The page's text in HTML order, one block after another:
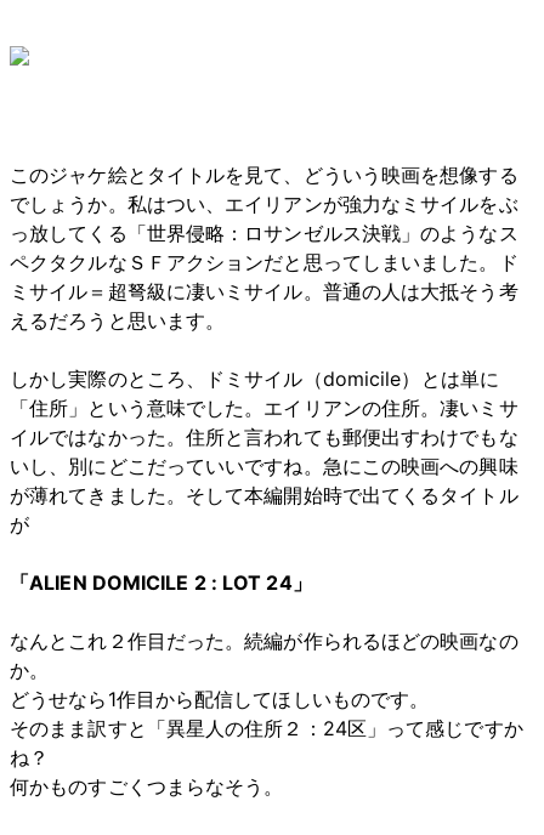
このジャケ絵とタイトルを見て、どういう映画を想像する
でしょうか。私はつい、エイリアンが強力なミサイルをぶ
っ放してくる「世界侵略：ロサンゼルス決戦」のようなス
ペクタクルなＳＦアクションだと思ってしまいました。ド
ミサイル＝超弩級に凄いミサイル。普通の人は大抵そう考
えるだろうと思います。
しかし実際のところ、ドミサイル（domicile）とは単に
「住所」という意味でした。エイリアンの住所。凄いミサ
イルではなかった。住所と言われても郵便出すわけでもな
いし、別にどこだっていいですね。急にこの映画への興味
が薄れてきました。そして本編開始時で出てくるタイトル
が
「ALIEN DOMICILE 2 : LOT 24」
なんとこれ２作目だった。続編が作られるほどの映画なの
か。
どうせなら1作目から配信してほしいものです。
そのまま訳すと「異星人の住所２：24区」って感じですか
ね？
何かものすごくつまらなそう。